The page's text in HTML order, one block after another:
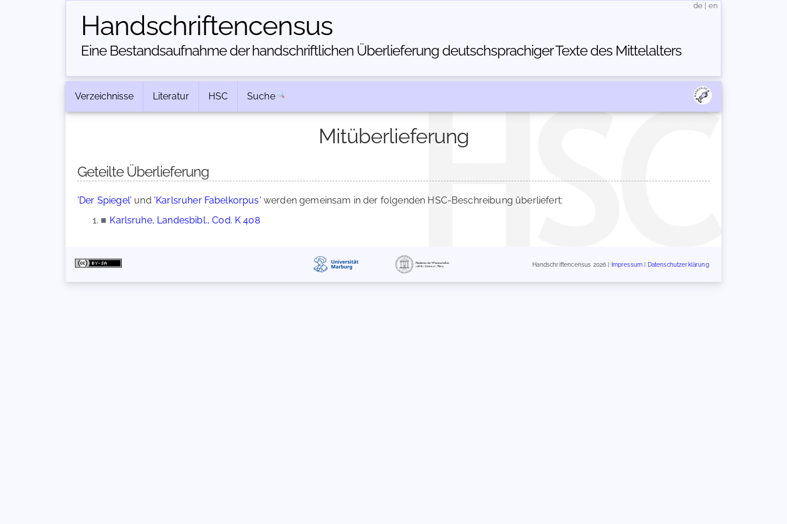
Handschriften­census
Eine Bestandsaufnahme der handschriftlichen Über­lieferung deutschsprachiger Texte des Mittelalters
de en
Verzeichnisse Literatur HSC Suche
Mitüberlieferung
Geteilte Überlieferung
'Der Spiegel' und 'Karlsruher Fabelkorpus' werden gemeinsam in der folgenden HSC-Beschreibung überliefert:
■ Karlsruhe, Landesbibl., Cod. K 408
Handschriftencensus 2026 | Impressum Datenschutzerklärung